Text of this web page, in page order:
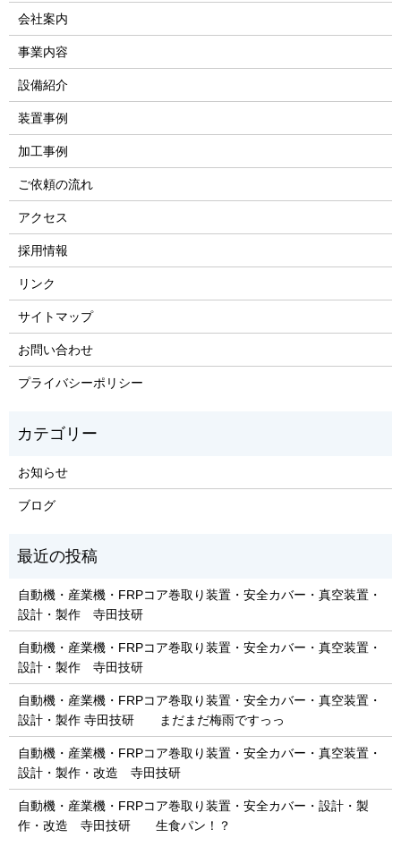
会社案内
事業内容
設備紹介
装置事例
加工事例
ご依頼の流れ
アクセス
採用情報
リンク
サイトマップ
お問い合わせ
プライバシーポリシー
お知らせ
ブログ
自動機・産業機・FRPコア巻取り装置・安全カバー・真空装置・
設計・製作 寺田技研
自動機・産業機・FRPコア巻取り装置・安全カバー・真空装置・
設計・製作 寺田技研
自動機・産業機・FRPコア巻取り装置・安全カバー・真空装置・
設計・製作 寺田技研 まだまだ梅雨ですっっ
自動機・産業機・FRPコア巻取り装置・安全カバー・真空装置・
設計・製作・改造 寺田技研
自動機・産業機・FRPコア巻取り装置・安全カバー・設計・製
作・改造 寺田技研 生食パン！？